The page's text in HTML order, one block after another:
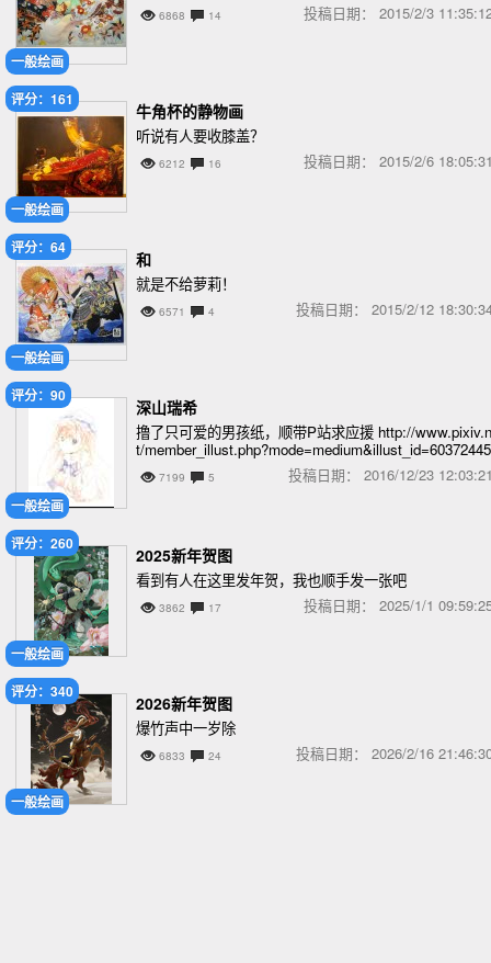
一般绘画
6868 14 投稿日期： 2015/2/3
一般绘画
评分：161
牛角杯的静物画
听说有人要收膝盖？
6212 16 投稿日期： 2015/2/6
一般绘画
评分：64
和
就是不给萝莉！
6571 4 投稿日期： 2015/2/12
一般绘画
评分：90
深山瑞希
撸了只可爱的男孩纸，顺带P站求应援 http://
t/member_illust.php?mode=medium&illust_id=60372445
7199 5 投稿日期： 2016/12/23
一般绘画
评分：260
2025新年贺图
看到有人在这里发年贺，我也顺手发一张吧
3862 17 投稿日期： 2025/1/1
一般绘画
评分：340
2026新年贺图
爆竹声中一岁除
6833 24 投稿日期： 2026/2/16